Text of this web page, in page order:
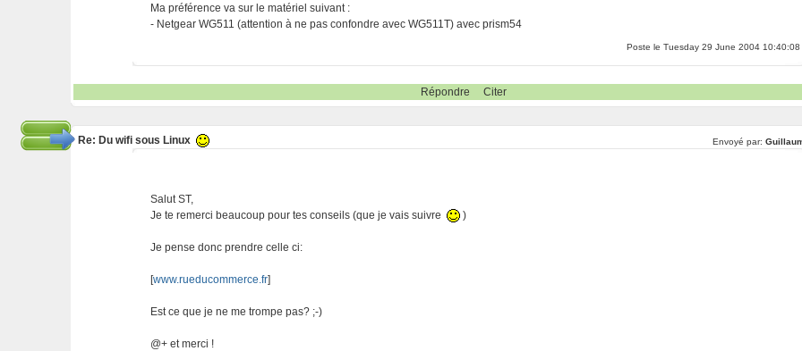
Ma préférence va sur le matériel suivant :
- Netgear WG511 (attention à ne pas confondre avec WG511T) avec prism54
Poste le Tuesday 29 June 2004 10:40:08
Répondre Citer
Re: Du wifi sous Linux Envoyé par:
Salut ST,
Je te remerci beaucoup pour tes conseils (que je vais suivre
)
Je pense donc prendre celle ci:
[www.rueducommerce.fr]
Est ce que je ne me trompe pas? ;-)
@+ et merci !